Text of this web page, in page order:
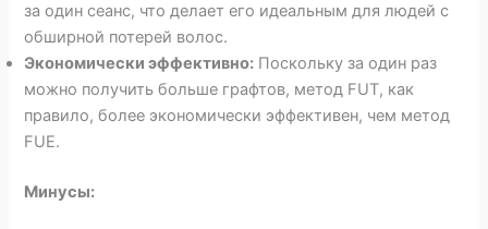
за один сеанс, что делает его идеальным для людей с
обширной потерей волос.
Экономически эффективно: Поскольку за один раз
можно получить больше графтов, метод FUT, как
правило, более экономически эффективен, чем метод
FUE.
Минусы: